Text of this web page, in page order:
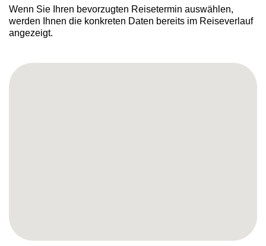
Wenn Sie Ihren bevorzugten Reisetermin auswählen,
werden Ihnen die konkreten Daten bereits im Reiseverlauf
angezeigt.